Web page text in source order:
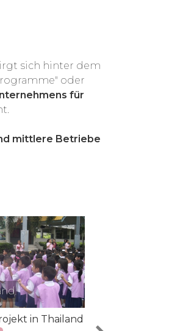
sich hinter dem
oder
für
mittlere Betriebe
in Thailand